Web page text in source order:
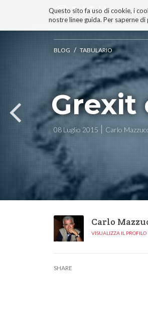
Questo sito fa uso di cookie, i
nostre linee guida. Per saperne di
BLOG
ai
contenuti.
|
Salta
alla
navigazione
BLOG / TABULARIO
Grexit
08 Luglio 2015 Carlo
Carlo
VISUALIZZA IL PROFILO
SHARE